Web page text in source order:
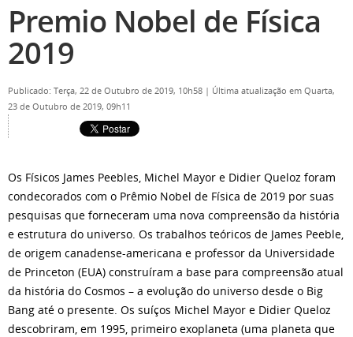
Premio Nobel de Física
2019
Publicado: Terça, 22 de Outubro de 2019, 10h58 | Última atualização em Quarta,
23 de Outubro de 2019, 09h11
Os Físicos James Peebles, Michel Mayor e Didier Queloz foram
condecorados com o Prêmio Nobel de Física de 2019 por suas
pesquisas que forneceram uma nova compreensão da história
e estrutura do universo. Os trabalhos teóricos de James Peeble,
de origem canadense-americana e professor da Universidade
de Princeton (EUA) construíram a base para compreensão atual
da história do Cosmos – a evolução do universo desde o Big
Bang até o presente. Os suíços Michel Mayor e Didier Queloz
descobriram, em 1995, primeiro exoplaneta (uma planeta que